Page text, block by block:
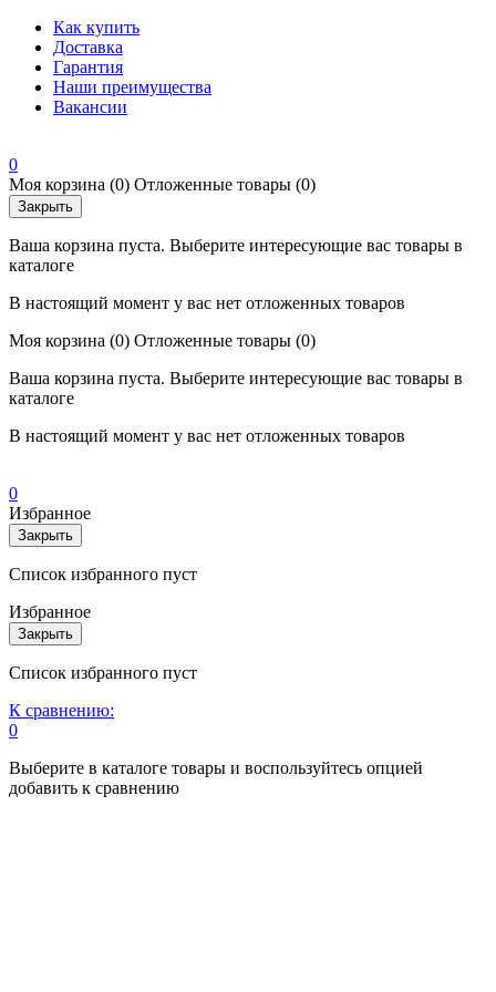
Как купить
Доставка
Гарантия
Наши преимущества
Вакансии
0
Моя корзина (0) Отложенные товары (0)
Закрыть
Ваша корзина пуста. Выберите интересующие вас товары в
каталоге
В настоящий момент у вас нет отложенных товаров
Моя корзина (0) Отложенные товары (0)
Ваша корзина пуста. Выберите интересующие вас товары в
каталоге
В настоящий момент у вас нет отложенных товаров
0
Избранное
Закрыть
Список избранного пуст
Избранное
Закрыть
Список избранного пуст
К сравнению:
0
Выберите в каталоге товары и воспользуйтесь опцией
добавить к сравнению